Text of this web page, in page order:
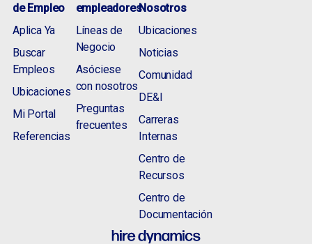
de Empleo
Aplica Ya
Buscar
Empleos
Ubicaciones
Mi Portal
Referencias
empleadores
Líneas de
Negocio
Asóciese
con nosotros
Preguntas
frecuentes
Nosotros
Ubicaciones
Noticias
Comunidad
DE&I
Carreras
Internas
Centro de
Recursos
Centro de
Documentación